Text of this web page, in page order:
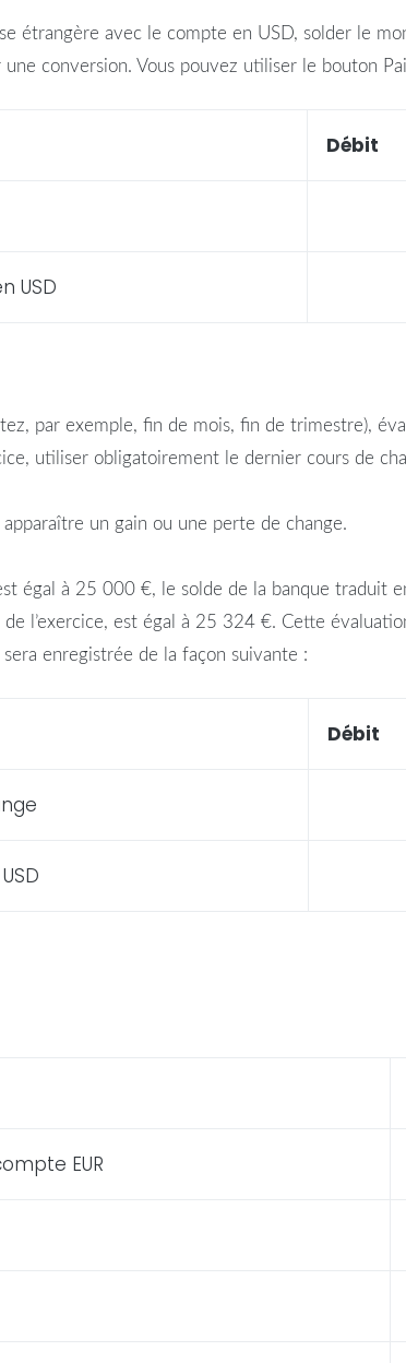
étrangère avec le compte en USD, solder le
conversion. Vous pouvez utiliser le bouton
Débit
USD
par exemple, fin de mois, fin de trimestre),
utiliser obligatoirement le dernier cours de
un gain ou une perte de change.
égal à 25 000 €, le solde de la banque traduit
l’exercice, est égal à 25 324 €. Cette
enregistrée de la façon suivante :
Débit
USD
EUR